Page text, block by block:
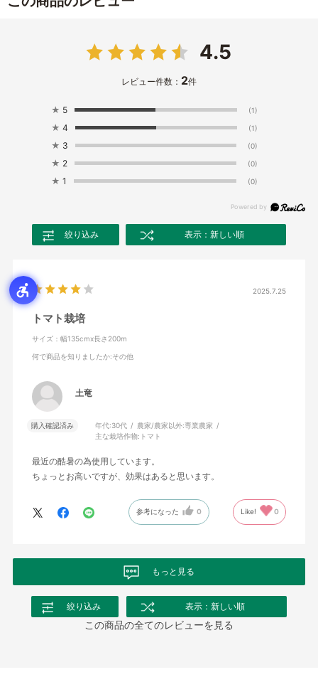
4.5
レビュー件数： 2件
★ 5 (1)
★ 4 (1)
★ 3 (0)
★ 2 (0)
★ 1 (0)
絞り込み 表示：新しい順
2025.7.25
トマト栽培
サイズ：幅135cmx長さ200m
何で商品を知りましたか:その他
土竜
購入確認済み 年代:30代 農家/農家以外:専業農家
主な栽培作物: トマト
最近の酷暑の為使用しています。
ちょっとお高いですが、効果はあると思います。
参考になった 0 Like! 0
もっと見る
絞り込み 表示：新しい順
この商品の全てのレビューを見る